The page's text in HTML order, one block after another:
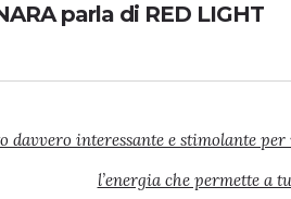
parla di RED LIGHT
davvero interessante e stimolante
l’energia che permette a